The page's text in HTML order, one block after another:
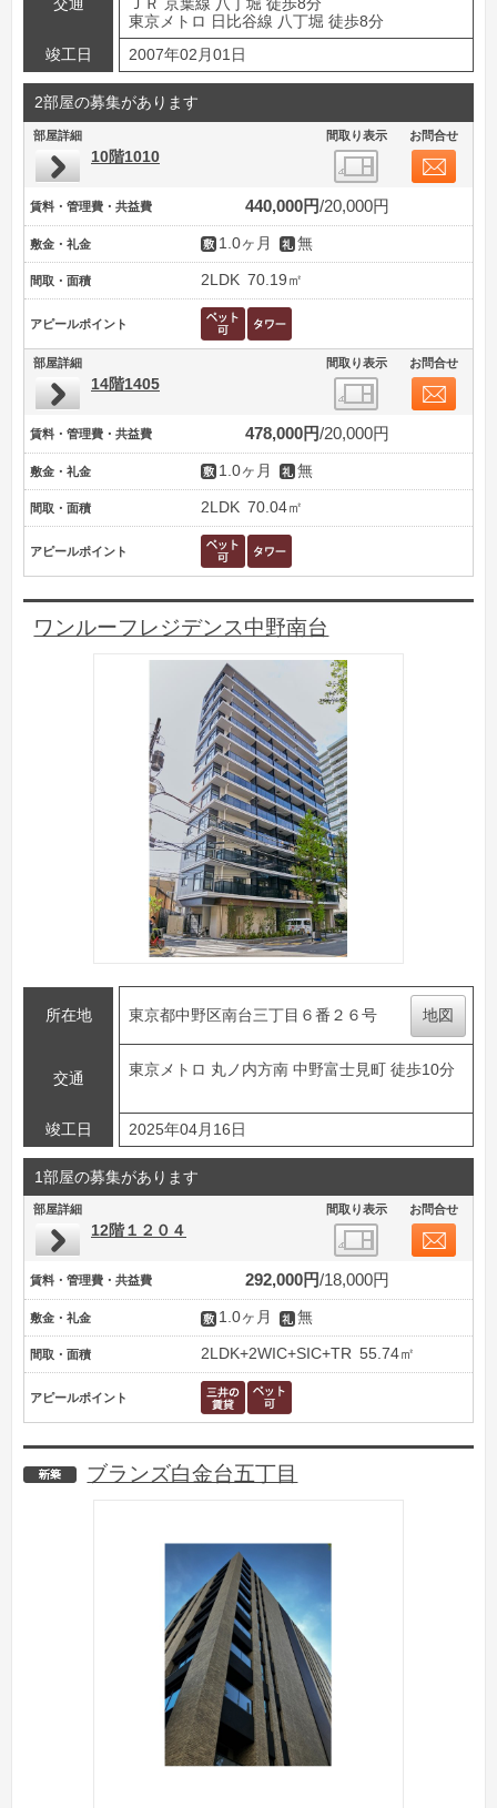
交通
ＪＲ 京葉線 八丁堀 徒歩8分
東京メトロ 日比谷線 八丁堀 徒歩8分
竣工日
2007年02月01日
2部屋の募集があります
部屋詳細 間取り表示 お問合せ
10階1010
賃料・管理費・共益費 440,000円 20,000円
敷金・礼金 1.0ヶ月 無
間取・面積 2LDK 70.19㎡
アピールポイント
部屋詳細 間取り表示 お問合せ
14階1405
賃料・管理費・共益費 478,000円 20,000円
敷金・礼金 1.0ヶ月 無
間取・面積 2LDK 70.04㎡
アピールポイント
ワンルーフレジデンス中野南台
所在地 東京都中野区南台三丁目６番２６号 地図
交通
東京メトロ 丸ノ内方南 中野富士見町 徒歩10分
竣工日 2025年04月16日
1部屋の募集があります
部屋詳細 間取り表示 お問合せ
12階１２０４
賃料・管理費・共益費 292,000円 18,000円
敷金・礼金 1.0ヶ月 無
間取・面積 2LDK+2WIC+SIC+TR 55.74㎡
アピールポイント
新築
ブランズ白金台五丁目